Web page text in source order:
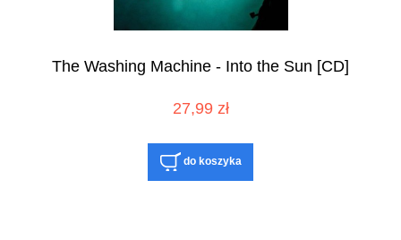
The Washing Machine - Into the Sun [CD]
27,99 zł
do koszyka